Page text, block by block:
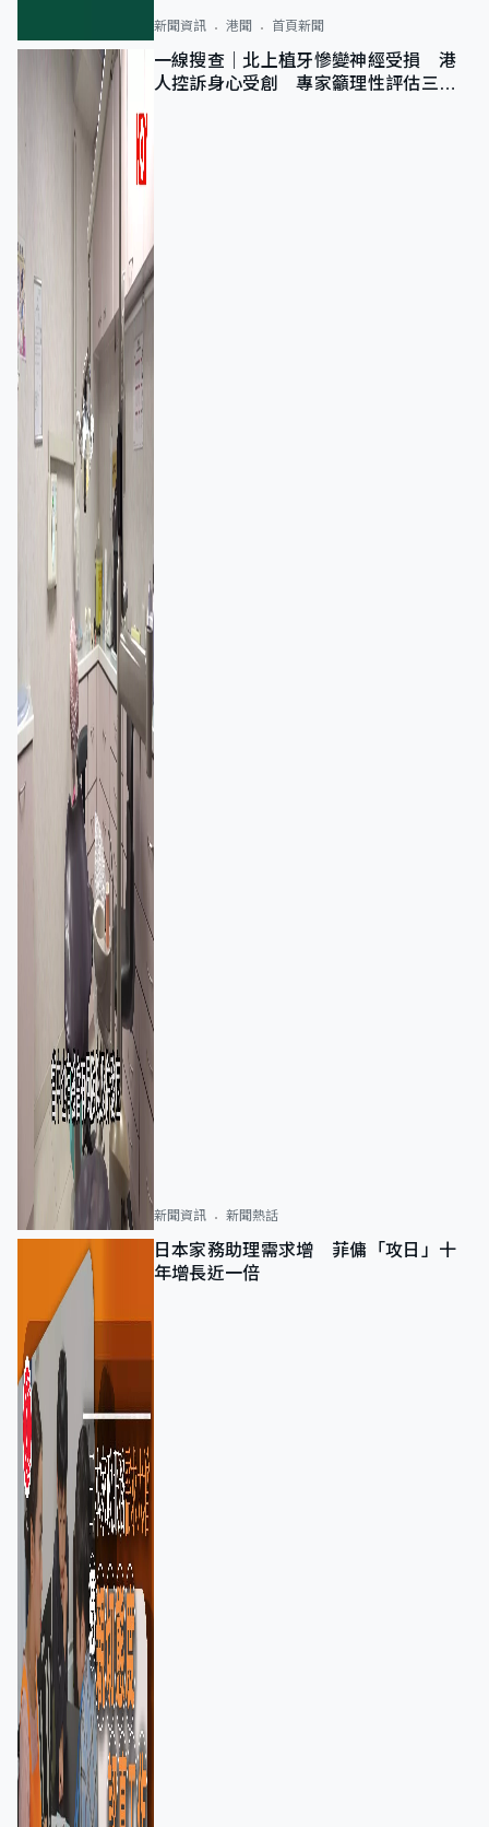
新聞資訊 港聞 首頁新聞
一線搜查｜北上植牙慘變神經受損 港
人控訴身心受創 專家籲理性評估三大
新聞資訊 新聞熱話
日本家務助理需求增 菲傭「攻日」十
年增長近一倍